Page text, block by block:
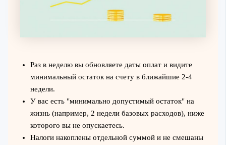
Раз в неделю вы обновляете даты оплат и видите
минимальный остаток на счету в ближайшие 2-4
недели.
У вас есть "минимально допустимый остаток" на
жизнь (например, 2 недели базовых расходов), ниже
которого вы не опускаетесь.
Налоги накоплены отдельной суммой и не смешаны